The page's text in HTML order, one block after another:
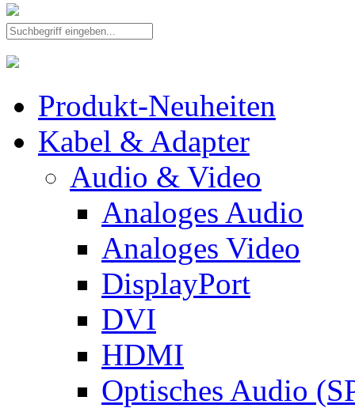
Produkt-Neuheiten
Kabel & Adapter
Audio & Video
Analoges Audio
Analoges Video
DisplayPort
DVI
HDMI
Optisches Audio